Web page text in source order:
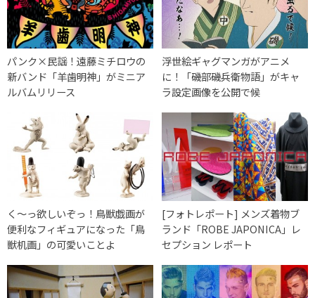
パンク×民謡！遠藤ミチロウの
新バンド「羊歯明神」がミニア
ルバムリリース
浮世絵ギャグマンガがアニメ
に！「磯部磯兵衛物語」がキャ
ラ設定画像を公開で候
く〜っ欲しいぞっ！鳥獣戯画が
便利なフィギュアになった「鳥
獣机画」の可愛いことよ
[フォトレポート] メンズ着物ブ
ランド「ROBE JAPONICA」レ
セプション レポート